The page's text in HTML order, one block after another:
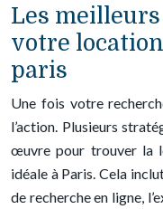
Les
votre
paris
Une fois votre
l’action. Plusieurs
œuvre pour trouver la
idéale à Paris. Cela
de recherche en ligne,